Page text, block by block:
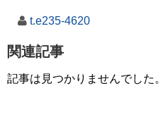
t.e235-4620
関連記事
記事は見つかりませんでした。